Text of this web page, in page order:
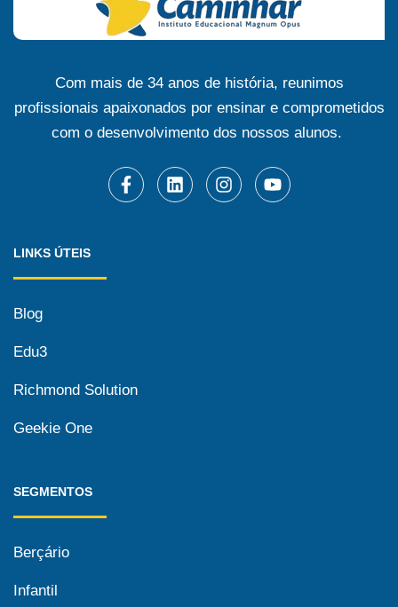
Com mais de 34 anos de história, reunimos
profissionais apaixonados por ensinar e comprometidos
com o desenvolvimento dos nossos alunos.
LINKS ÚTEIS
Blog
Edu3
Richmond Solution
Geekie One
SEGMENTOS
Berçário
Infantil